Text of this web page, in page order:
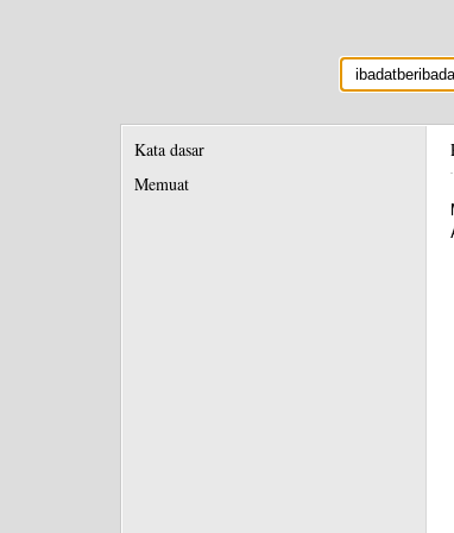
Kata dasar
Memuat